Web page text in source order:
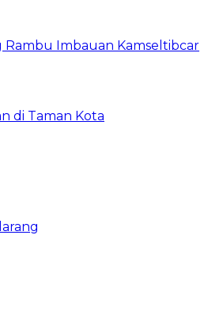
Rambu Imbauan Kamseltibcar
di Taman Kota